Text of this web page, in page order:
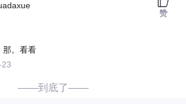
那。看看
赞
——到底了——